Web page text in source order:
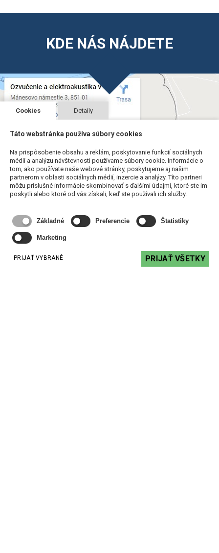
KDE NÁS NÁJDETE
Cookies Detaily
Táto webstránka používa súbory cookies
Na prispôsobenie obsahu a reklám, poskytovanie funkcií sociálnych
médií a analýzu návštevnosti používame súbory cookie. Informácie o
tom, ako používate naše webové stránky, poskytujeme aj našim
partnerom v oblasti sociálnych médií, inzercie a analýzy. Títo partneri
môžu príslušné informácie skombinovať s ďalšími údajmi, ktoré ste im
poskytli alebo ktoré od vás získali, keď ste používali ich služby.
Základné Preferencie Štatistiky
Marketing
PRIJAŤ VYBRANÉ PRIJAŤ VŠETKY